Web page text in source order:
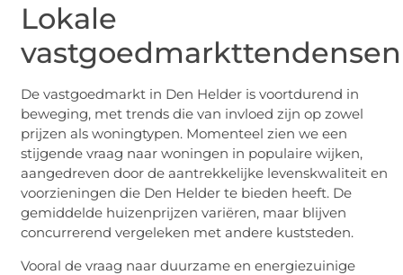
Lokale
vastgoedmarkttendensen
De vastgoedmarkt in Den Helder is voortdurend in
beweging, met trends die van invloed zijn op zowel
prijzen als woningtypen. Momenteel zien we een
stijgende vraag naar woningen in populaire wijken,
aangedreven door de aantrekkelijke levenskwaliteit en
voorzieningen die Den Helder te bieden heeft. De
gemiddelde huizenprijzen variëren, maar blijven
concurrerend vergeleken met andere kuststeden.
Vooral de vraag naar duurzame en energiezuinige